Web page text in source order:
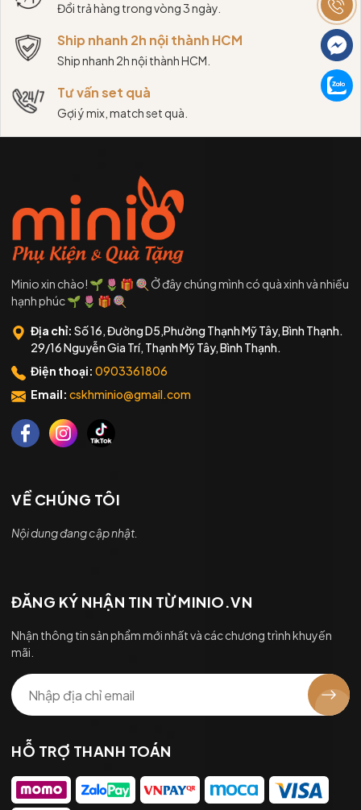
Đổi trả hàng trong vòng 3 ngày.
Ship nhanh 2h nội thành HCM
Ship nhanh 2h nội thành HCM.
Tư vấn set quà
Gợi ý mix, match set quà.
Minio xin chào! 🌱 🌷 🎁 🍭 Ở đây chúng mình có quà xinh và nhiều
hạnh phúc 🌱 🌷 🎁 🍭
Địa chỉ: Số 16, Đường D5,Phường Thạnh Mỹ Tây, Bình Thạnh.
29/16 Nguyễn Gia Trí, Thạnh Mỹ Tây, Bình Thạnh.
Điện thoại: 0903361806
Email: cskhminio@gmail.com
VỀ CHÚNG TÔI
Nội dung đang cập nhật.
ĐĂNG KÝ NHẬN TIN TỪ MINIO.VN
Nhận thông tin sản phẩm mới nhất và các chương trình khuyến
mãi.
HỖ TRỢ THANH TOÁN